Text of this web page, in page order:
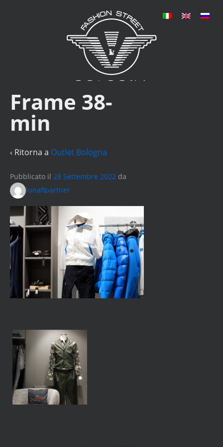
Frame 38-
min
‹ Ritorna a Outlet Bologna
Pubblicato il 28 Settembre 2022 da
lunaflpartner